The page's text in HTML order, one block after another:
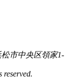
市中央区領家1-